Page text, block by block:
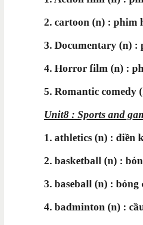
2. cartoon (n) : phim
3. Documentary (n) :
4. Horror film (n) :
5. Romantic comedy
Unit8 : Sports and
1. athletics (n) : điền
2. basketball (n) :
3. baseball (n) : bóng
4. badminton (n) :